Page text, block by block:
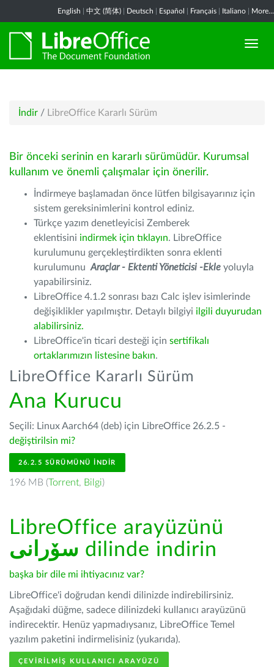
English 中文 (简体) Deutsch Español Français Italiano More...
İndir / LibreOffice Kararlı Sürüm
Bir önceki serinin en kararlı sürümüdür. Kurumsal
kullanım ve önemli çalışmalar için önerilir.
İndirmeye başlamadan önce lütfen bilgisayarınız için
sistem gereksinimlerini kontrol ediniz.
Türkçe yazım denetleyicisi Zemberek
eklentisini indirmek için tıklayın. LibreOffice
kurulumunu gerçekleştirdikten sonra eklenti
kurulumunu Araçlar - Ektenti Yöneticisi -Ekle yoluyla
yapabilirsiniz.
LibreOffice 4.1.2 sonrası bazı Calc işlev isimlerinde
değişiklikler yapılmıştır. Detaylı bilgiyi ilgili duyurudan
alabilirsiniz.
LibreOffice'in ticari desteği için sertifikalı
ortaklarımızın listesine bakın.
LibreOffice Kararlı Sürüm
Ana Kurucu
Seçili: Linux Aarch64 (deb) için LibreOffice 26.2.5 -
değiştirilsin mi?
26.2.5 SÜRÜMÜNÜ İNDIR
196 MB (Torrent, Bilgi)
LibreOffice arayüzünü
سۆرانی dilinde indirin
başka bir dile mi ihtiyacınız var?
LibreOffice'i doğrudan kendi dilinizde indirebilirsiniz.
Aşağıdaki düğme, sadece dilinizdeki kullanıcı arayüzünü
indirecektir. Henüz yapmadıysanız, LibreOffice Temel
yazılım paketini indirmelisiniz (yukarıda).
ÇEVIRILMIŞ KULLANICI ARAYÜZÜ